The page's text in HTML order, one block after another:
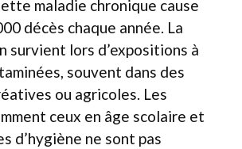
maladie chronique cause
décès chaque année. La
survient lors d’expositions à
souvent dans des
ou agricoles. Les
ceux en âge scolaire et
d’hygiène ne sont pas